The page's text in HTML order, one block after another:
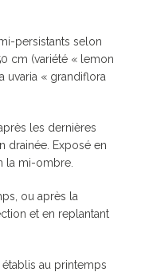
persistants selon
cm (variété « lemon
uvaria « grandiflora
les dernières
drainée. Exposé en
la mi-ombre.
ou après la
et en replantant
au printemps